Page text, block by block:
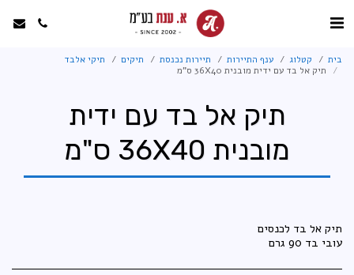
בית קטלוג ענף התיירות תיירות נכנסת תיקים
תיקי אלבד
תיק אל בד עם ידית מובנית 36X40 ס"מ
תיק אל בד עם ידית
מובנית 36X40 ס"מ
עובי בד 90 גרם